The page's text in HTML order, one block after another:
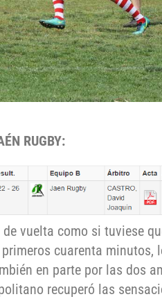
RUGBY:
vuelta como si tuviese
cuarenta minutos,
en parte por las dos
recuperó las